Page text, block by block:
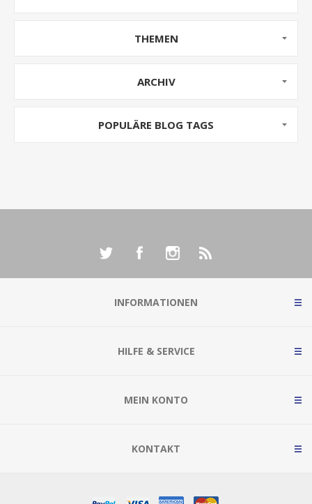
THEMEN
ARCHIV
POPULÄRE BLOG TAGS
INFORMATIONEN
HILFE & SERVICE
MEIN KONTO
KONTAKT